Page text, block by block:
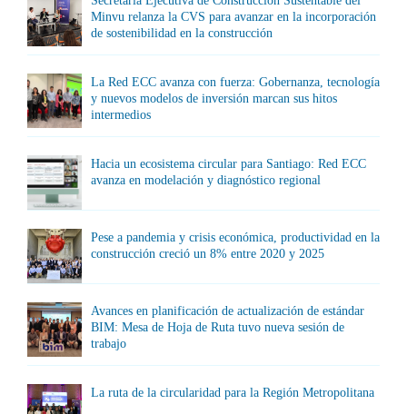
Minvu relanza la CVS para avanzar en la incorporación
de sostenibilidad en la construcción
La Red ECC avanza con fuerza: Gobernanza, tecnología
y nuevos modelos de inversión marcan sus hitos
intermedios
Hacia un ecosistema circular para Santiago: Red ECC
avanza en modelación y diagnóstico regional
Pese a pandemia y crisis económica, productividad en la
construcción creció un 8% entre 2020 y 2025
Avances en planificación de actualización de estándar
BIM: Mesa de Hoja de Ruta tuvo nueva sesión de
trabajo
La ruta de la circularidad para la Región Metropolitana